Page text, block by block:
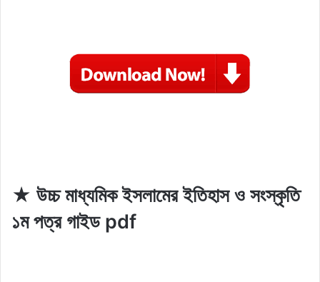
★ উচ্চ মাধ্যমিক ইসলামের ইতিহাস ও সংস্কৃতি
১ম পত্র গাইড pdf